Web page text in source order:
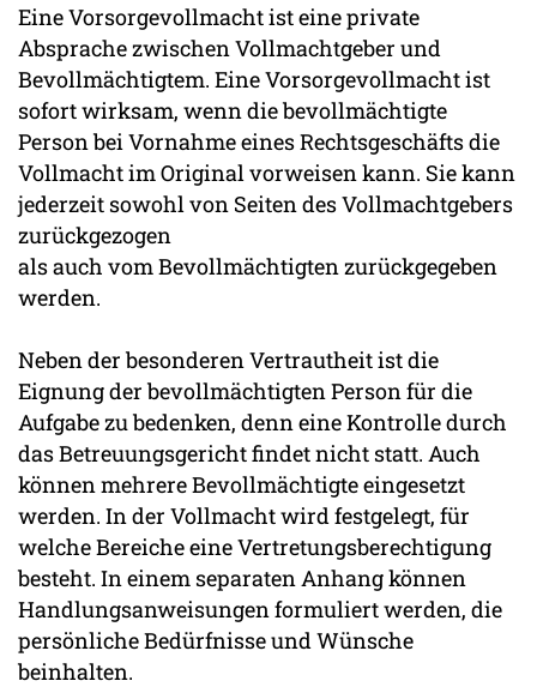
Eine Vorsorgevollmacht ist eine private
Absprache zwischen Vollmachtgeber und
Bevollmächtigtem. Eine Vorsorgevollmacht ist
sofort wirksam, wenn die bevollmächtigte
Person bei Vornahme eines Rechtsgeschäfts die
Vollmacht im Original vorweisen kann. Sie kann
jederzeit sowohl von Seiten des Vollmachtgebers
zurückgezogen
als auch vom Bevollmächtigten zurückgegeben
werden.
Neben der besonderen Vertrautheit ist die
Eignung der bevollmächtigten Person für die
Aufgabe zu bedenken, denn eine Kontrolle durch
das Betreuungsgericht findet nicht statt. Auch
können mehrere Bevollmächtigte eingesetzt
werden. In der Vollmacht wird festgelegt, für
welche Bereiche eine Vertretungsberechtigung
besteht. In einem separaten Anhang können
Handlungsanweisungen formuliert werden, die
persönliche Bedürfnisse und Wünsche
beinhalten.